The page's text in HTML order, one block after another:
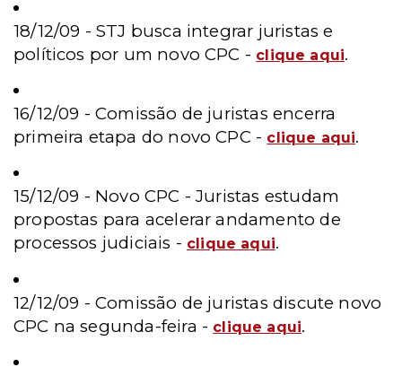
18/12/09 -STJ busca integrar juristas e
políticos por um novo CPC - clique aqui.
16/12/09 -Comissão de juristas encerra
primeira etapa do novo CPC - clique aqui.
15/12/09 - Novo CPC - Juristas estudam
propostas para acelerar andamento de
processos judiciais - clique aqui.
12/12/09 - Comissão de juristas discute novo
CPC na segunda-feira - clique aqui.